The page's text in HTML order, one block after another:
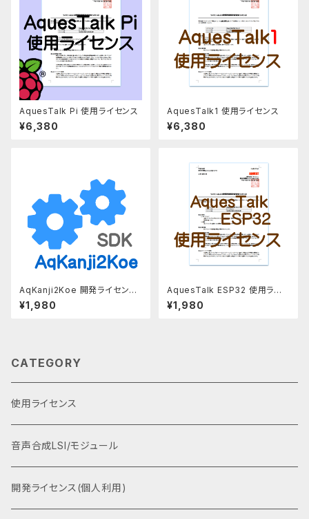
AquesTalk Pi 使用ライセンス
¥6,380
AquesTalk1 使用ライセンス
¥6,380
AqKanji2Koe 開発ライセンス
（個人利用）
¥1,980
AquesTalk ESP32 使用ライ
センス
¥1,980
CATEGORY
使用ライセンス
音声合成LSI/モジュール
開発ライセンス(個人利用)